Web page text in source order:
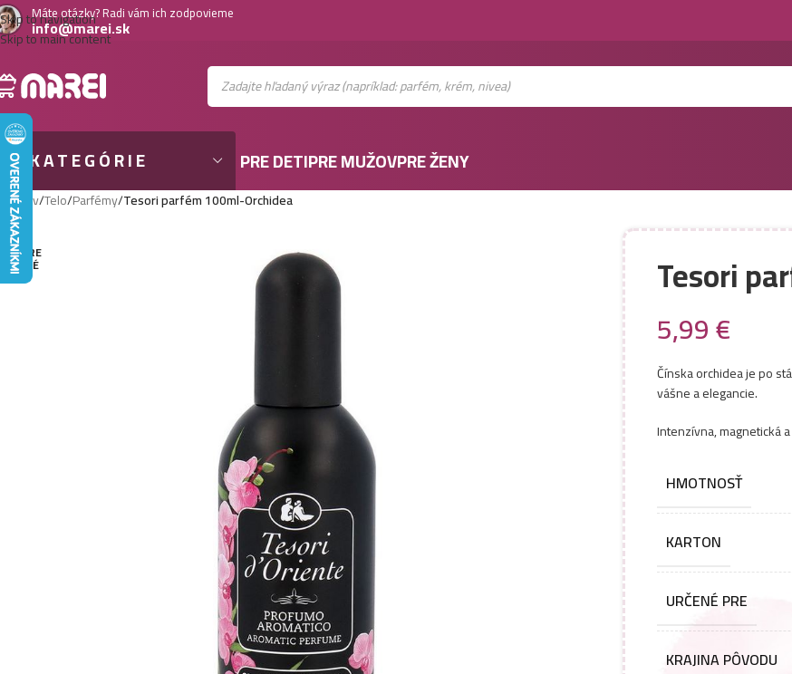
Skip to navigation
Skip to main content
Máte otázky? Radi vám ich zodpovieme
info@marei.sk
KATEGÓRIE PRE DETIPRE MUŽOVPRE ŽENY
Domov/Telo/Parfémy/Tesori parfém 100ml-Orchidea
VYPRE
DANÉ Tesori
5,99€
Čínska orchidea je po
vášne a elegancie.
Intenzívna, magnetická
HMOTNOSŤ
KARTON
URČENÉ PRE
KRAJINA PÔVODU